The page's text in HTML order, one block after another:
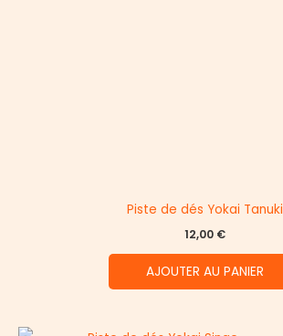
Piste de dés Yokai Tanuki
12,00 €
AJOUTER AU PANIER